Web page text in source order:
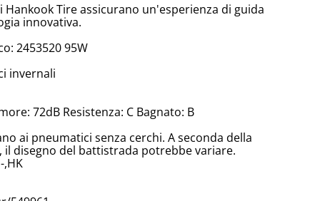
Tire assicurano un'esperienza di guida
innovativa.
2453520 95W
invernali
72dB Resistenza: C Bagnato: B
ai pneumatici senza cerchi. A seconda della
disegno del battistrada potrebbe variare.
,HK